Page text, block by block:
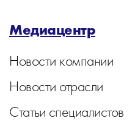
Медиацентр
Новости компании
Новости отрасли
Статьи специалистов